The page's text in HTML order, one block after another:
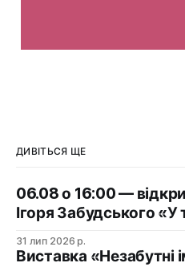
ДИВІТЬСЯ ЩЕ
06.08 о 16:00 —
Ігоря Забудського «У
31 лип 2026 р.
Виставка «Незабутні